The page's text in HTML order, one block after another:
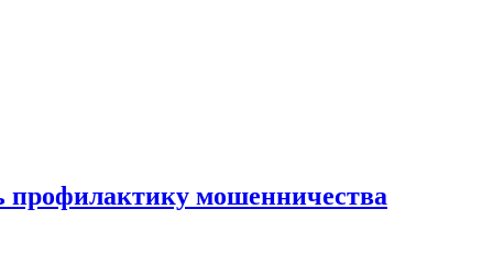
профилактику мошенничества